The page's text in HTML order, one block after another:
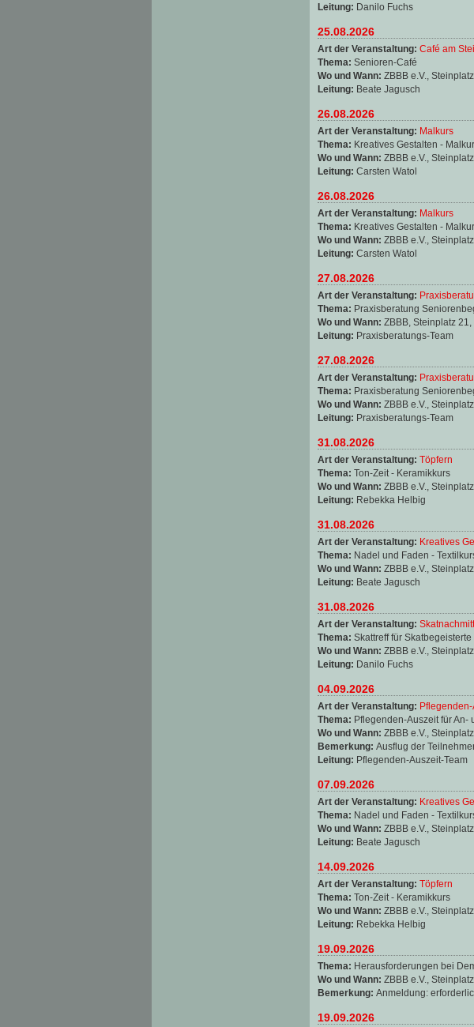
Leitung: Danilo Fuchs
25.08.2026
Art der Veranstaltung: Café am
Thema: Senioren-Café
Wo und Wann: ZBBB e.V.,
Leitung: Beate Jagusch
26.08.2026
Art der Veranstaltung: Malkurs
Thema: Kreatives Gestalten -
Wo und Wann: ZBBB e.V.,
Leitung: Carsten Watol
26.08.2026
Art der Veranstaltung: Malkurs
Thema: Kreatives Gestalten -
Wo und Wann: ZBBB e.V.,
Leitung: Carsten Watol
27.08.2026
Art der Veranstaltung:
Thema: Praxisberatung
Wo und Wann: ZBBB, Steinplatz
Leitung: Praxisberatungs-Team
27.08.2026
Art der Veranstaltung:
Thema: Praxisberatung
Wo und Wann: ZBBB e.V.,
Leitung: Praxisberatungs-Team
31.08.2026
Art der Veranstaltung: Töpfern
Thema: Ton-Zeit - Keramikkurs
Wo und Wann: ZBBB e.V.,
Leitung: Rebekka Helbig
31.08.2026
Art der Veranstaltung: Kreatives
Thema: Nadel und Faden -
Wo und Wann: ZBBB e.V.,
Leitung: Beate Jagusch
31.08.2026
Art der Veranstaltung:
Thema: Skattreff für Skatbegeisterte
Wo und Wann: ZBBB e.V.,
Leitung: Danilo Fuchs
04.09.2026
Art der Veranstaltung:
Thema: Pflegenden-Auszeit für An-
Wo und Wann: ZBBB e.V.,
Bemerkung: Ausflug der
Leitung: Pflegenden-Auszeit-Team
07.09.2026
Art der Veranstaltung: Kreatives
Thema: Nadel und Faden -
Wo und Wann: ZBBB e.V.,
Leitung: Beate Jagusch
14.09.2026
Art der Veranstaltung: Töpfern
Thema: Ton-Zeit - Keramikkurs
Wo und Wann: ZBBB e.V.,
Leitung: Rebekka Helbig
19.09.2026
Thema: Herausforderungen bei
Wo und Wann: ZBBB e.V.,
Bemerkung: Anmeldung:
19.09.2026